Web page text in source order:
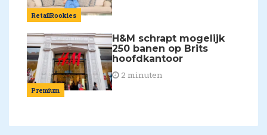
RetailRookies
Premium
H&M schrapt mogelijk
250 banen op Brits
hoofdkantoor
2 minuten